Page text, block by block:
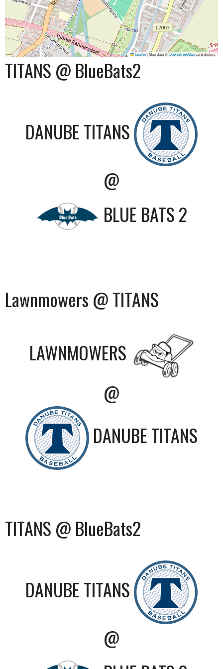
Leaflet|Map data ©OpenStreetMapcontributors
TITANS @ BlueBats2
DANUBE TITANS
@
BLUE BATS 2
Lawnmowers @ TITANS
LAWNMOWERS
@
DANUBE TITANS
TITANS @ BlueBats2
DANUBE TITANS
@